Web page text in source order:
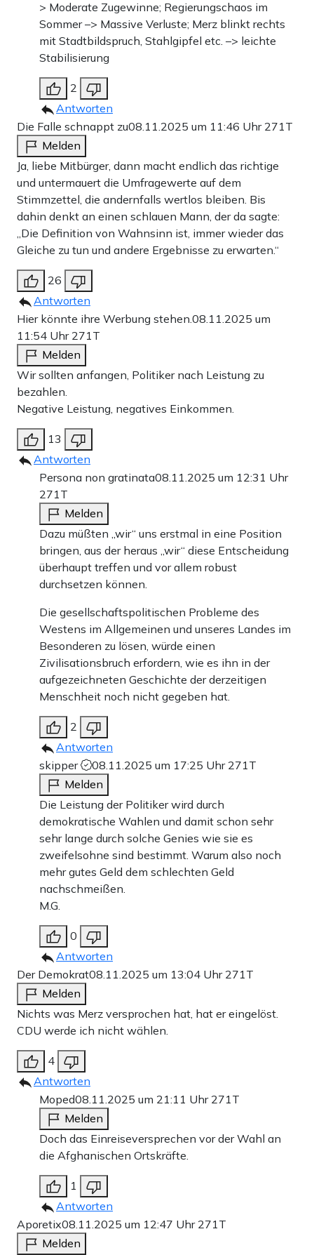
> Moderate Zugewinne; Regierungschaos im
Sommer –> Massive Verluste; Merz blinkt rechts
mit Stadtbildspruch, Stahlgipfel etc. –> leichte
Stabilisierung
2
Antworten
Die Falle schnappt zu08.11.2025 um 11:46 Uhr 271T
Melden
Ja, liebe Mitbürger, dann macht endlich das richtige
und untermauert die Umfragewerte auf dem
Stimmzettel, die andernfalls wertlos bleiben. Bis
dahin denkt an einen schlauen Mann, der da sagte:
„Die Definition von Wahnsinn ist, immer wieder das
Gleiche zu tun und andere Ergebnisse zu erwarten.“
26
Antworten
Hier könnte ihre Werbung stehen. 08.11.2025 um
11:54 Uhr 271T
Melden
Wir sollten anfangen, Politiker nach Leistung zu
bezahlen.
Negative Leistung, negatives Einkommen.
13
Antworten
Persona non gratinata08.11.2025 um 12:31 Uhr
271T
Melden
Dazu müßten „wir“ uns erstmal in eine Position
bringen, aus der heraus „wir“ diese Entscheidung
überhaupt treffen und vor allem robust
durchsetzen können.
Die gesellschaftspolitischen Probleme des
Westens im Allgemeinen und unseres Landes im
Besonderen zu lösen, würde einen
Zivilisationsbruch erfordern, wie es ihn in der
aufgezeichneten Geschichte der derzeitigen
Menschheit noch nicht gegeben hat.
2
Antworten
skipper
08.11.2025 um 17:25 Uhr 271T
Melden
Die Leistung der Politiker wird durch
demokratische Wahlen und damit schon sehr
sehr lange durch solche Genies wie sie es
zweifelsohne sind bestimmt. Warum also noch
mehr gutes Geld dem schlechten Geld
nachschmeißen.
M.G.
0
Antworten
Der Demokrat08.11.2025 um 13:04 Uhr 271T
Melden
Nichts was Merz versprochen hat, hat er eingelöst.
CDU werde ich nicht wählen.
4
Antworten
Moped08.11.2025 um 21:11 Uhr 271T
Melden
Doch das Einreiseversprechen vor der Wahl an
die Afghanischen Ortskräfte.
1
Antworten
Aporetix08.11.2025 um 12:47 Uhr 271T
Melden